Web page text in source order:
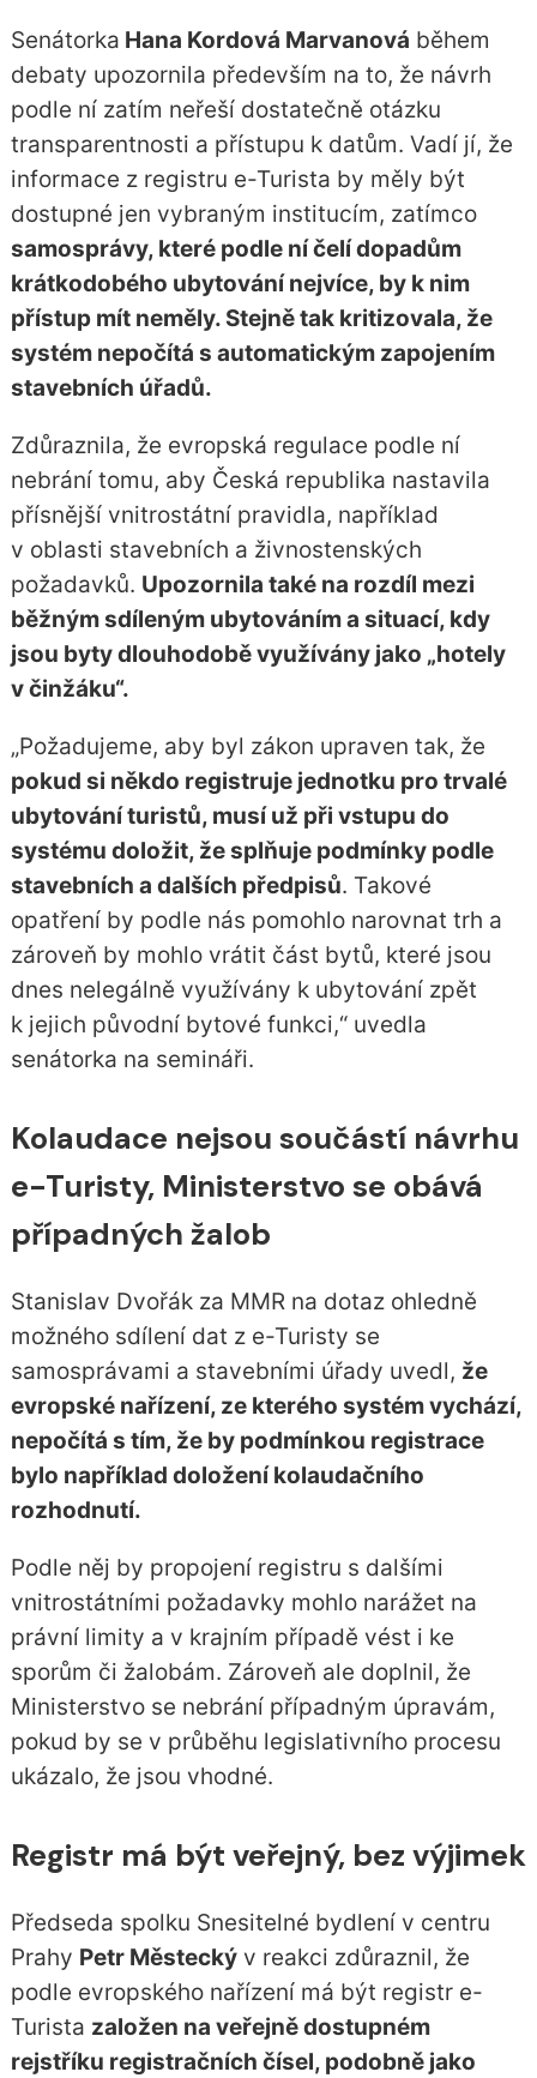
Senátorka Hana Kordová Marvanová během
debaty upozornila především na to, že návrh
podle ní zatím neřeší dostatečně otázku
transparentnosti a přístupu k datům. Vadí jí, že
informace z registru e-Turista by měly být
dostupné jen vybraným institucím, zatímco
samosprávy, které podle ní čelí dopadům
krátkodobého ubytování nejvíce, by k nim
přístup mít neměly. Stejně tak kritizovala, že
systém nepočítá s automatickým zapojením
stavebních úřadů.
Zdůraznila, že evropská regulace podle ní
nebrání tomu, aby Česká republika nastavila
přísnější vnitrostátní pravidla, například
v oblasti stavebních a živnostenských
požadavků. Upozornila také na rozdíl mezi
běžným sdíleným ubytováním a situací, kdy
jsou byty dlouhodobě využívány jako „hotely
v činžáku“.
„Požadujeme, aby byl zákon upraven tak, že
pokud si někdo registruje jednotku pro trvalé
ubytování turistů, musí už při vstupu do
systému doložit, že splňuje podmínky podle
stavebních a dalších předpisů. Takové
opatření by podle nás pomohlo narovnat trh a
zároveň by mohlo vrátit část bytů, které jsou
dnes nelegálně využívány k ubytování zpět
k jejich původní bytové funkci,“ uvedla
senátorka na semináři.
Kolaudace nejsou součástí návrhu
e-Turisty, Ministerstvo se obává
případných žalob
Stanislav Dvořák za MMR na dotaz ohledně
možného sdílení dat z e-Turisty se
samosprávami a stavebními úřady uvedl, že
evropské nařízení, ze kterého systém vychází,
nepočítá s tím, že by podmínkou registrace
bylo například doložení kolaudačního
rozhodnutí.
Podle něj by propojení registru s dalšími
vnitrostátními požadavky mohlo narážet na
právní limity a v krajním případě vést i ke
sporům či žalobám. Zároveň ale doplnil, že
Ministerstvo se nebrání případným úpravám,
pokud by se v průběhu legislativního procesu
ukázalo, že jsou vhodné.
Registr má být veřejný, bez výjimek
Předseda spolku Snesitelné bydlení v centru
Prahy Petr Městeckýv reakci zdůraznil, že
podle evropského nařízení má být registr e-
Turista založen na veřejně dostupném
rejstříku registračních čísel, podobně jako